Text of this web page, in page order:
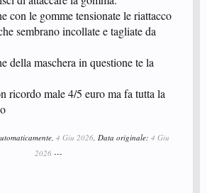
con le gomme tensionate le riattacco
sembrano incollate e tagliate da
della maschera in questione te la
ricordo male 4/5 euro ma fa tutta la
4 Giu 2026, Data originale: 4 Giu
2026 ---